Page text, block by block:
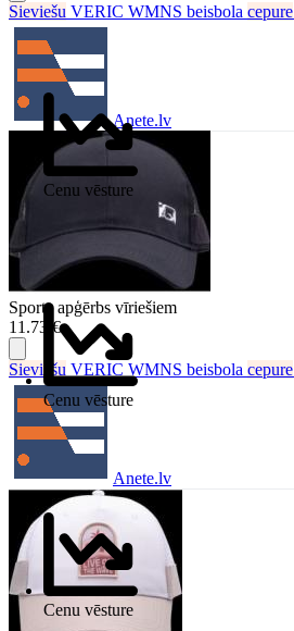
Sieviešu VERIC WMNS beisbola cepure
Anete.lv
Sporta apģērbs vīriešiem
11.73 €
Cenu vēsture
Sieviešu VERIC WMNS beisbola cepure
Anete.lv
Cenu vēsture
Cenu vēsture